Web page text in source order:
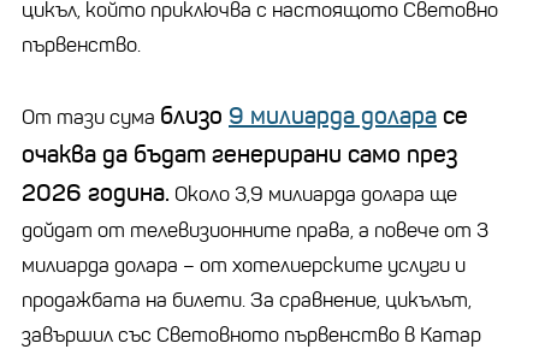
цикъл, който приключва с настоящото Световно
първенство.
От тази сума близо 9 милиарда долара се
очаква да бъдат генерирани само през
2026 година. Около 3,9 милиарда долара ще
дойдат от телевизионните права, а повече от 3
милиарда долара – от хотелиерските услуги и
продажбата на билети. За сравнение, цикълът,
завършил със Световното първенство в Катар